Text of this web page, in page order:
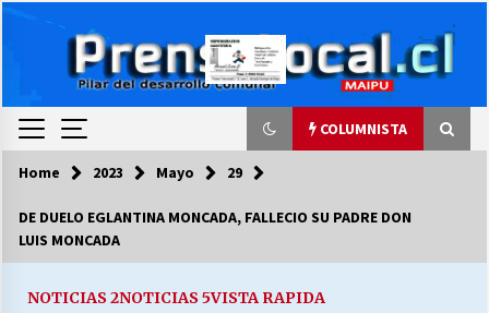
COLUMNISTA
COLUMNISTA
03/08/2026
Home 2023 Mayo 29
DE DUELO EGLANTINA MONCADA, FALLECIO SU PADRE DON
LUIS MONCADA
NOTICIAS 2NOTICIAS 5VISTA RAPIDA